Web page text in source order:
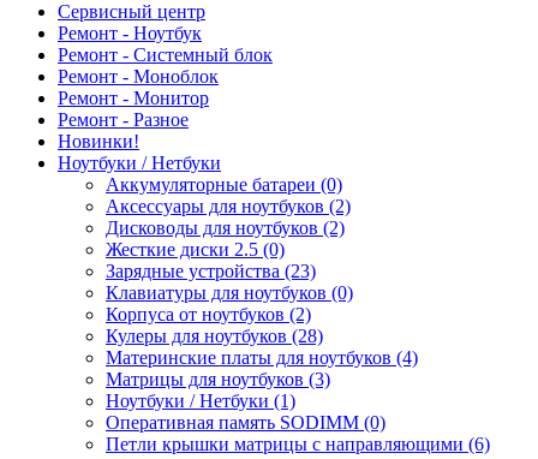
Сервисный центр
Ремонт - Ноутбук
Ремонт - Системный блок
Ремонт - Моноблок
Ремонт - Монитор
Ремонт - Разное
Новинки!
Ноутбуки / Нетбуки
Аккумуляторные батареи (0)
Аксессуары для ноутбуков (2)
Дисководы для ноутбуков (2)
Жесткие диски 2.5 (0)
Зарядные устройства (23)
Клавиатуры для ноутбуков (0)
Корпуса от ноутбуков (2)
Кулеры для ноутбуков (28)
Материнские платы для ноутбуков (4)
Матрицы для ноутбуков (3)
Ноутбуки / Нетбуки (1)
Оперативная память SODIMM (0)
Петли крышки матрицы с направляющими (6)